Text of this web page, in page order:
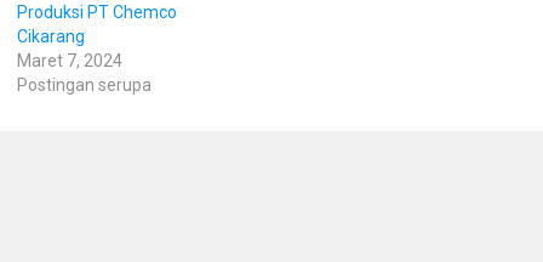
Produksi PT Chemco
Cikarang
Maret 7, 2024
Postingan serupa